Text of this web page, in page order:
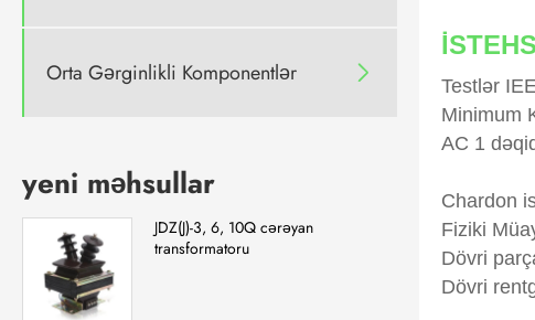
Orta Gərginlikli Komponentlər 
yeni məhsullar
JDZ(J)-3, 6, 10Q cərəyan
transformatoru
Testlər
Minimum
AC 1
Chardon
Fiziki
Dövri
Dövri